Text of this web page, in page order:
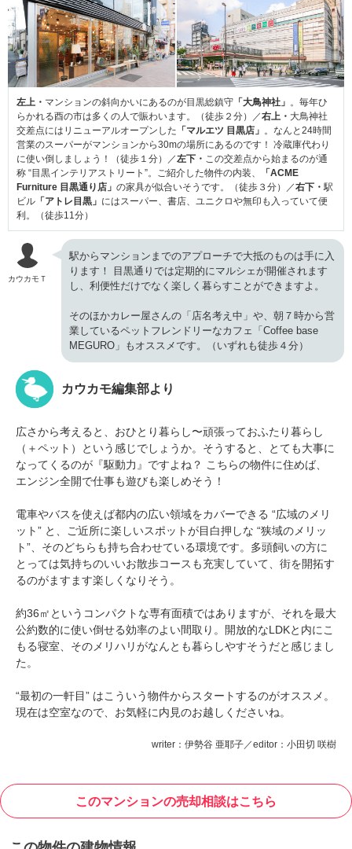
左上・ マンションの斜向かいにあるのが目黒総鎮守 「大鳥神社」 。毎年ひ
らかれる酉の市は多くの人で賑わいます。（徒歩２分）／右上・ 大鳥神社
交差点にはリニューアルオープンした 「マルエツ 目黒店」 。なんと24時間
営業のスーパーがマンションから30mの場所にあるのです！ 冷蔵庫代わり
に使い倒しましょう！（徒歩１分）／左下・ この交差点から始まるのが通
称 “目黒インテリアストリート”。ご紹介した物件の内装、
「ACME
Furniture 目黒通り店」 の家具が似合いそうです。（徒歩３分）／右下・駅
ビル 「アトレ目黒」 にはスーパー、書店、ユニクロや無印も入っていて便
利。（徒歩11分）
カウカモＴ
駅からマンションまでのアプローチで大抵のものは手に入
ります！ 目黒通りでは定期的にマルシェが開催されます
し、利便性だけでなく楽しく暮らすことができますよ。
そのほかカレー屋さんの「店名考え中」や、朝７時から営
業しているペットフレンドリーなカフェ「Coffee base
MEGURO」もオススメです。（いずれも徒歩４分）
カウカモ編集部より
広さから考えると、おひとり暮らし〜頑張っておふたり暮らし
（＋ペット）という感じでしょうか。そうすると、とても大事に
なってくるのが『駆動力』ですよね？ こちらの物件に住めば、
エンジン全開で仕事も遊びも楽しめそう！
電車やバスを使えば都内の広い領域をカバーできる “広域のメリ
ット” と、ご近所に楽しいスポットが目白押しな “狭域のメリッ
ト”、そのどちらも持ち合わせている環境です。多頭飼いの方に
とっては気持ちのいいお散歩コースも充実していて、街を開拓す
るのがますます楽しくなりそう。
約36㎡というコンパクトな専有面積ではありますが、それを最大
公約数的に使い倒せる効率のよい間取り。開放的なLDKと内にこ
もる寝室、そのメリハリがなんとも暮らしやすそうだと感じまし
た。
“最初の一軒目” はこういう物件からスタートするのがオススメ。
現在は空室なので、お気軽に内見のお越しくださいね。
writer：伊勢谷 亜耶子／editor：小田切 咲樹
このマンションの売却相談はこちら